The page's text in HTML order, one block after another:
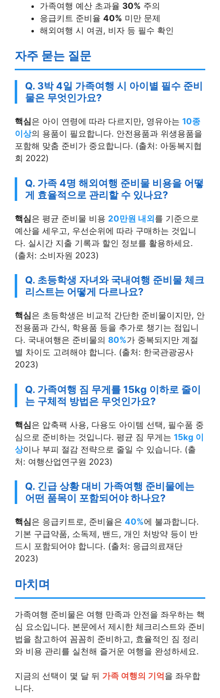
가족여행 예산 초과율 30% 주의
응급키트 준비율 40% 미만 문제
해외여행 시 여권, 비자 등 필수 확인
자주 묻는 질문
Q. 3박 4일 가족여행 시 아이별 필수 준비
물은 무엇인가요?
핵심은 아이 연령에 따라 다르지만, 영유아는 10종
이상의 용품이 필요합니다. 안전용품과 위생용품을
포함해 맞춤 준비가 중요합니다. (출처: 아동복지협
회 2022)
Q. 가족 4명 해외여행 준비물 비용을 어떻
게 효율적으로 관리할 수 있나요?
핵심은 평균 준비물 비용 20만원 내외를 기준으로
예산을 세우고, 우선순위에 따라 구매하는 것입니
다. 실시간 지출 기록과 할인 정보를 활용하세요.
(출처: 소비자원 2023)
Q. 초등학생 자녀와 국내여행 준비물 체크
리스트는 어떻게 다르나요?
핵심은 초등학생은 비교적 간단한 준비물이지만, 안
전용품과 간식, 학용품 등을 추가로 챙기는 점입니
다. 국내여행은 준비물의 80%가 중복되지만 계절
별 차이도 고려해야 합니다. (출처: 한국관광공사
2023)
Q. 가족여행 짐 무게를 15kg 이하로 줄이
는 구체적 방법은 무엇인가요?
핵심은 압축팩 사용, 다용도 아이템 선택, 필수품 중
심으로 준비하는 것입니다. 평균 짐 무게는 15kg 이
상이나 부피 절감 전략으로 줄일 수 있습니다. (출
처: 여행산업연구원 2023)
Q. 긴급 상황 대비 가족여행 준비물에는
어떤 품목이 포함되어야 하나요?
핵심은 응급키트로, 준비율은 40%에 불과합니다.
기본 구급약품, 소독제, 밴드, 개인 처방약 등이 반
드시 포함되어야 합니다. (출처: 응급의료재단
2023)
마치며
가족여행 준비물은 여행 만족과 안전을 좌우하는 핵
심 요소입니다. 본문에서 제시한 체크리스트와 준비
법을 참고하여 꼼꼼히 준비하고, 효율적인 짐 정리
와 비용 관리를 실천해 즐거운 여행을 완성하세요.
지금의 선택이 몇 달 뒤 가족 여행의 기억 을 좌우합
니다.